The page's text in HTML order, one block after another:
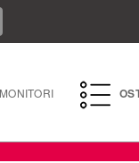
MONITORI